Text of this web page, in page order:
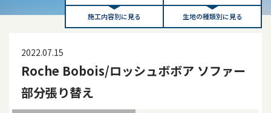
施工内容別に見る 生地の種類別に見る
2022.07.15
Roche Bobois/ロッシュボボア ソファー
部分張り替え